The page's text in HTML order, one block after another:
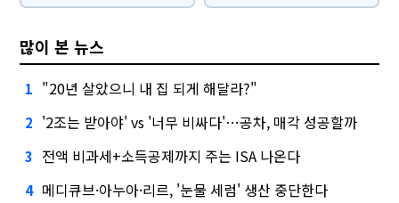
많이 본 뉴스
1 "20년 살았으니 내 집 되게 해달라?"
2 '2조는 받아야' vs '너무 비싸다'…공차, 매각 성공할까
3 전액 비과세+소득공제까지 주는 ISA 나온다
4 메디큐브·아누아·리르, '눈물 세럼' 생산 중단한다